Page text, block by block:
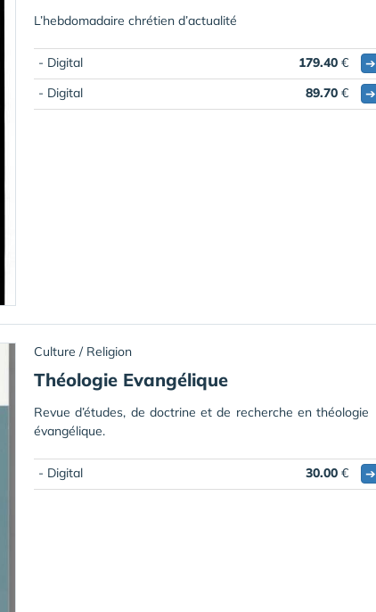
L’hebdomadaire chrétien d’actualité
- Digital 179.40 €
➔
- Digital
89.70 € ➔
Culture / Religion
Théologie Evangélique
Revue d’études, de doctrine et de recherche en théologie
évangélique.
- Digital 30.00 € ➔